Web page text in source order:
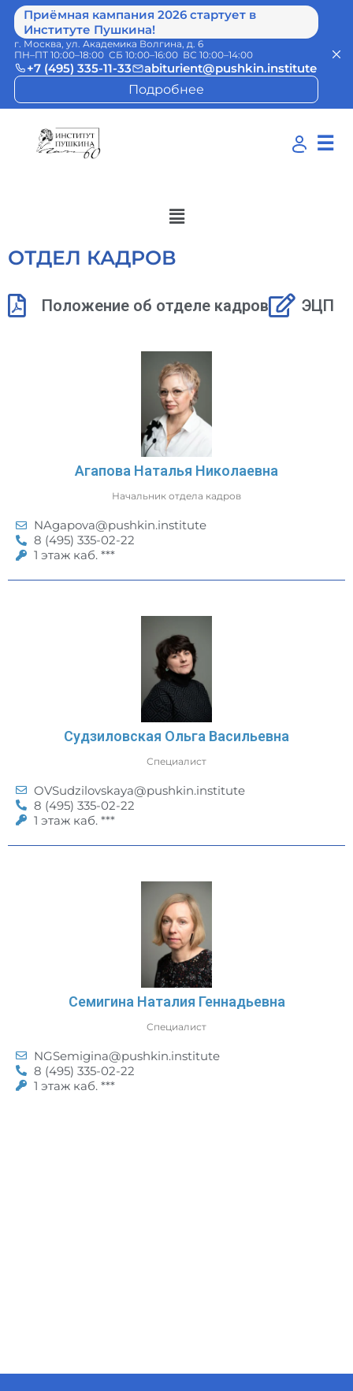
Приёмная кампания 2026 стартует в
Институте Пушкина!
г. Москва, ул. Академика Волгина, д. 6
ПН–ПТ 10:00–18:00 СБ 10:00–16:00 ВС 10:00–14:00
+7 (495) 335-11-33
abiturient@pushkin.institute
Подробнее
☰
ОТДЕЛ КАДРОВ
Положение об отделе кадров ЭЦП
Агапова Наталья Николаевна
Начальник отдела кадров
NAgapova@pushkin.institute
8 (495) 335-02-22
1 этаж каб. ***
Судзиловская Ольга Васильевна
Специалист
OVSudzilovskaya@pushkin.institute
8 (495) 335-02-22
1 этаж каб. ***
Семигина Наталия Геннадьевна
Специалист
NGSemigina@pushkin.institute
8 (495) 335-02-22
1 этаж каб. ***